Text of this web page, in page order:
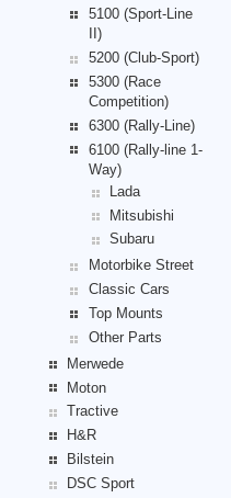
5100 (Sport-Line
II)
5200 (Club-Sport)
5300 (Race
Competition)
6300 (Rally-Line)
6100 (Rally-line 1-
Way)
Lada
Mitsubishi
Subaru
Motorbike Street
Classic Cars
Top Mounts
Other Parts
Merwede
Moton
Tractive
H&R
Bilstein
DSC Sport